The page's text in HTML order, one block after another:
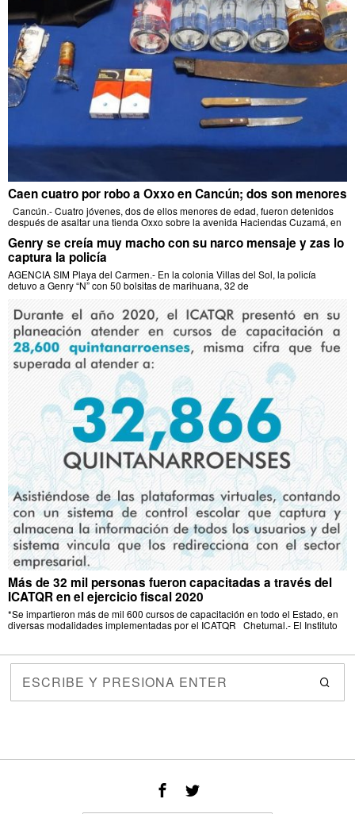
Caen cuatro por robo a Oxxo en Cancún; dos son menores
Cancún.- Cuatro jóvenes, dos de ellos menores de edad, fueron detenidos
después de asaltar una tienda Oxxo sobre la avenida Haciendas Cuzamá, en
Genry se creía muy macho con su narco mensaje y zas lo
captura la policía
AGENCIA SIM Playa del Carmen.- En la colonia Villas del Sol, la policía
detuvo a Genry “N” con 50 bolsitas de marihuana, 32 de
Más de 32 mil personas fueron capacitadas a través del
ICATQR en el ejercicio fiscal 2020
*Se impartieron más de mil 600 cursos de capacitación en todo el Estado, en
diversas modalidades implementadas por el ICATQR Chetumal.- El Instituto